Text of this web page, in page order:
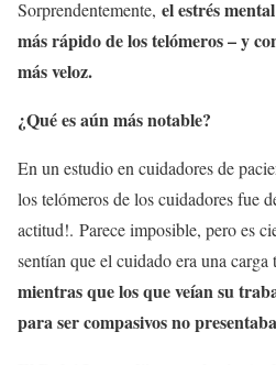
Sorprendentemente, el estrés
más rápido de los telómeros – y
más veloz.
¿Qué es aún más notable?
En un estudio en cuidadores de
los telómeros de los cuidadores fue
actitud!. Parece imposible, pero es
sentían que el cuidado era una
mientras que los que veían su
para ser compasivos no